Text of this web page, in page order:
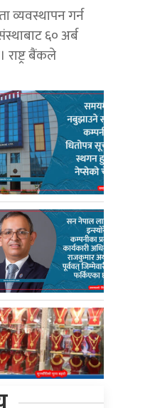
व्यवस्थापन गर्न
६० अर्ब
बैंकले